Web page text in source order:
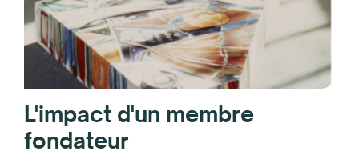
L'impact d'un membre
fondateur